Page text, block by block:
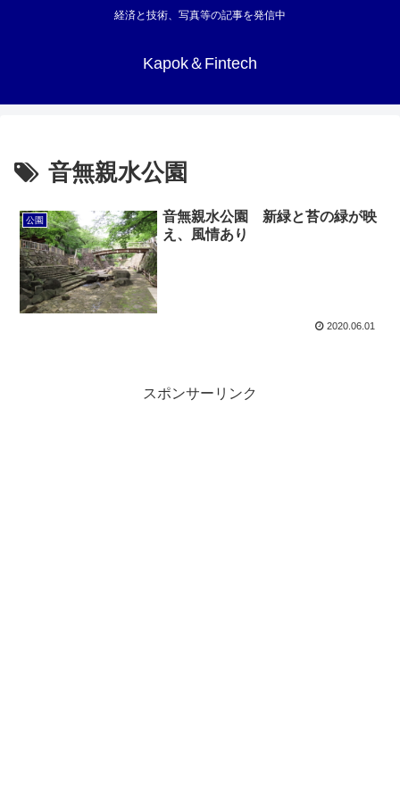
経済と技術、写真等の記事を発信中
Kapok＆Fintech
音無親水公園
公園
音無親水公園 新緑と苔の緑が映
え、風情あり
2020.06.01
スポンサーリンク